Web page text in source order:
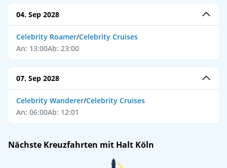
04. Sep 2028
Celebrity Roamer/Celebrity Cruises
An: 13:00Ab: 23:00
07. Sep 2028
Celebrity Wanderer/Celebrity Cruises
An: 06:00Ab: 12:01
Nächste Kreuzfahrten mit Halt Köln